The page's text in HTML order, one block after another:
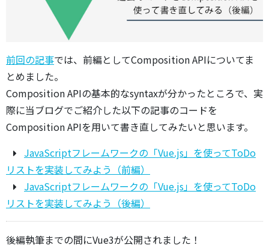
前回の記事では、前編としてComposition APIについてま
とめました。
Composition APIの基本的なsyntaxが分かったところで、実
際に当ブログでご紹介した以下の記事のコードを
Composition APIを用いて書き直してみたいと思います。
JavaScriptフレームワークの「Vue.js」を使ってToDo
リストを実装してみよう（前編）
JavaScriptフレームワークの「Vue.js」を使ってToDo
リストを実装してみよう（後編）
後編執筆までの間にVue3が公開されました！